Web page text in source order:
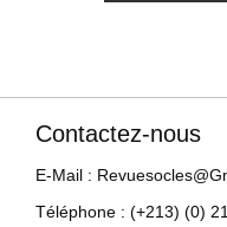
Contactez-nous
E-Mail :
Téléphone : (+213) (0)